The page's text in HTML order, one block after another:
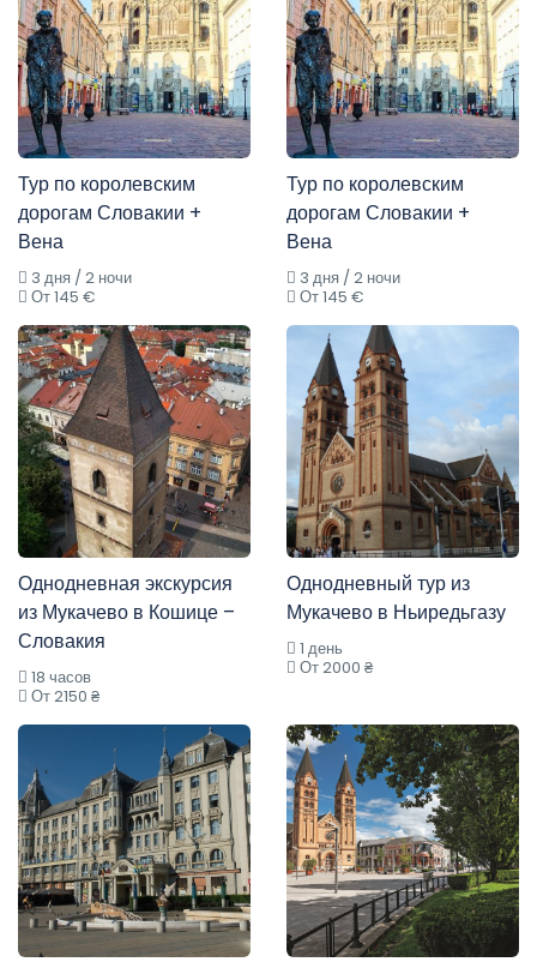
Тур по королевским
дорогам Словакии +
Вена
3 дня / 2 ночи
От 145 €
Тур по королевским
дорогам Словакии +
Вена
3 дня / 2 ночи
От 145 €
Однодневная экскурсия
из Мукачево в Кошице –
Словакия
18 часов
От 2150 ₴
Однодневный тур из
Мукачево в Ньиредьгазу
1 день
От 2000 ₴